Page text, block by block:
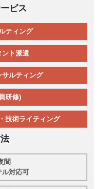
ビス
ティング
ント派遣
サルティング
研修)
技術ライティング
間
ル対応可